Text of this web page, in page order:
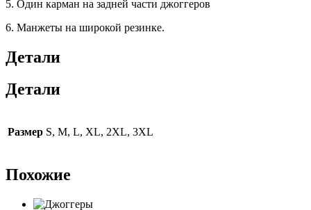
5. Один карман на задней части джоггеров
6. Манжеты на широкой резинке.
Детали
Детали
Размер S, M, L, XL, 2XL, 3XL
Похожие